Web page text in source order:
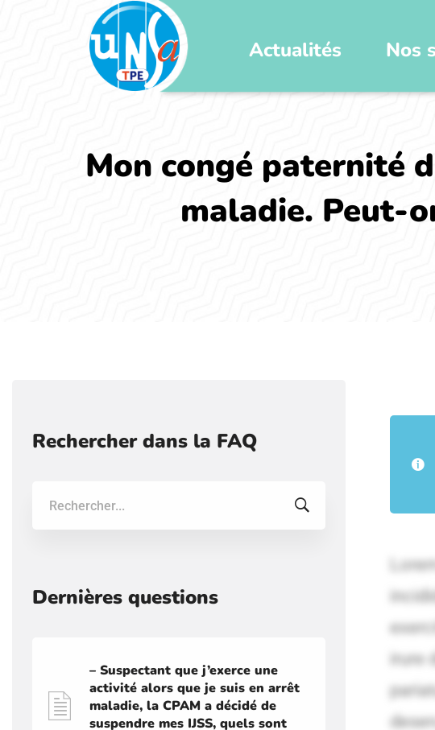
Actualités Nos
Mon congé paternité
maladie. Peut-
Rechercher dans la FAQ
Dernières questions
– Suspectant que j’exerce une
activité alors que je suis en arrêt
maladie, la CPAM a décidé de
suspendre mes IJSS, quels sont